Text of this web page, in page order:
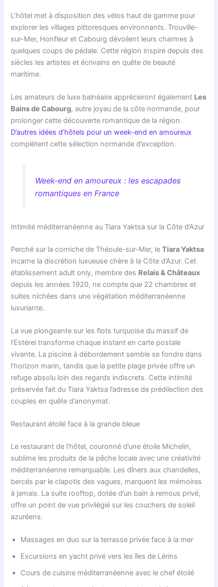
L’hôtel met à disposition des vélos haut de gamme pour
explorer les villages pittoresques environnants. Trouville-
sur-Mer, Honfleur et Cabourg dévoilent leurs charmes à
quelques coups de pédale. Cette région inspire depuis des
siècles les artistes et écrivains en quête de beauté
maritime.
Les amateurs de luxe balnéaire apprécieront également Les
Bains de Cabourg, autre joyau de la côte normande, pour
prolonger cette découverte romantique de la région.
D’autres idées d’hôtels pour un week-end en amoureux
complètent cette sélection normande d’exception.
Week-end en amoureux : les escapades
romantiques en France
Intimité méditerranéenne au Tiara Yaktsa sur la Côte d’Azur
Perché sur la corniche de Théoule-sur-Mer, leTiara Yaktsa
incarne la discrétion luxueuse chère à la Côte d’Azur. Cet
établissement adult only, membre des Relais & Châteaux
depuis les années 1920, ne compte que 22 chambres et
suites nichées dans une végétation méditerranéenne
luxuriante.
La vue plongeante sur les flots turquoise du massif de
l’Estérel transforme chaque instant en carte postale
vivante. La piscine à débordement semble se fondre dans
l’horizon marin, tandis que la petite plage privée offre un
refuge absolu loin des regards indiscrets. Cette intimité
préservée fait du Tiara Yaktsa l’adresse de prédilection des
couples en quête d’anonymat.
Restaurant étoilé face à la grande bleue
Le restaurant de l’hôtel, couronné d’une étoile Michelin,
sublime les produits de la pêche locale avec une créativité
méditerranéenne remarquable. Les dîners aux chandelles,
bercés par le clapotis des vagues, marquent les mémoires
à jamais. La suite rooftop, dotée d’un bain à remous privé,
offre un point de vue privilégié sur les couchers de soleil
azuréens.
Massages en duo sur la terrasse privée face à la mer
Excursions en yacht privé vers les îles de Lérins
Cours de cuisine méditerranéenne avec le chef étoilé